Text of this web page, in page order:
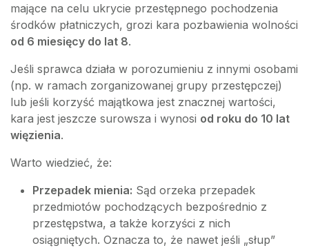
mające na celu ukrycie przestępnego pochodzenia
środków płatniczych, grozi kara pozbawienia wolności
od 6 miesięcy do lat 8.
Jeśli sprawca działa w porozumieniu z innymi osobami
(np. w ramach zorganizowanej grupy przestępczej)
lub jeśli korzyść majątkowa jest znacznej wartości,
kara jest jeszcze surowsza i wynosi od roku do 10 lat
więzienia.
Warto wiedzieć, że:
Przepadek mienia: Sąd orzeka przepadek
przedmiotów pochodzących bezpośrednio z
przestępstwa, a także korzyści z nich
osiągniętych. Oznacza to, że nawet jeśli „słup”